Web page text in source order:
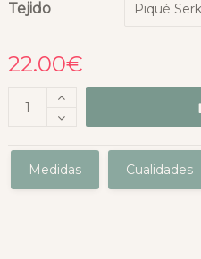
Tejido
22.00€
Medidas Cualidades